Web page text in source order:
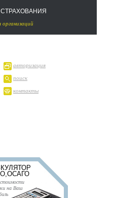
организаций
авторизация
поиск
контакты
на Ваш